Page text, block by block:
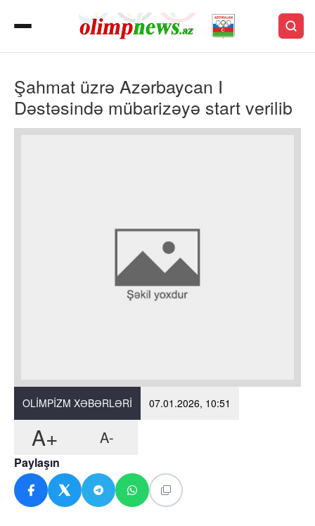
Şahmat üzrə Azərbaycan I
Dəstəsində mübarizəyə start verilib
OLIMPIZM XƏBƏRLƏRI 07.01.2026, 10:51
A+ A-
Paylaşın